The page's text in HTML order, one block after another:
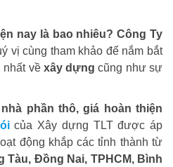
nay là bao nhiêu? Công Ty
vị cùng tham khảo để nắm bắt
về xây dựng cũng như sự
phần thô, giá hoàn thiện
của Xây dựng TLT được áp
động khắp các tỉnh thành từ
Tàu, Đồng Nai, TPHCM, Bình